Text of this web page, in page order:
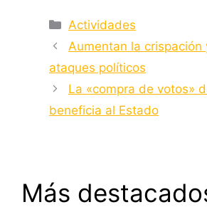
Categorías
Actividades
Aumentan la crispación
ataques políticos
La «compra de votos»
beneficia al Estado
Más